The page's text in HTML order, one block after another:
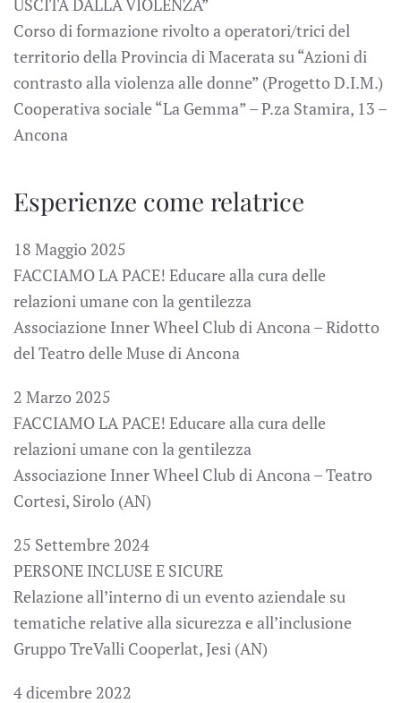
USCITA DALLA VIOLENZA”
Corso di formazione rivolto a operatori/trici del
territorio della Provincia di Macerata su “Azioni di
contrasto alla violenza alle donne” (Progetto D.I.M.)
Cooperativa sociale “La Gemma” – P.za Stamira, 13 –
Ancona
Esperienze come relatrice
18 Maggio 2025
FACCIAMO LA PACE! Educare alla cura delle
relazioni umane con la gentilezza
Associazione Inner Wheel Club di Ancona – Ridotto
del Teatro delle Muse di Ancona
2 Marzo 2025
FACCIAMO LA PACE! Educare alla cura delle
relazioni umane con la gentilezza
Associazione Inner Wheel Club di Ancona – Teatro
Cortesi, Sirolo (AN)
25 Settembre 2024
PERSONE INCLUSE E SICURE
Relazione all’interno di un evento aziendale su
tematiche relative alla sicurezza e all’inclusione
Gruppo TreValli Cooperlat, Jesi (AN)
4 dicembre 2022